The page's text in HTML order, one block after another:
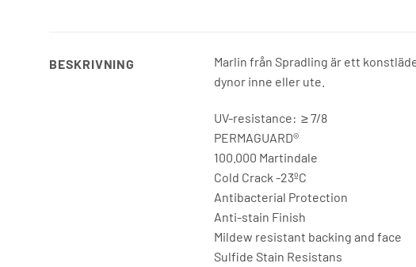
BESKRIVNING
Marlin från Spradling är ett
dynor inne eller ute.
UV-resistance: ≥ 7/8
PERMAGUARD®
100.000 Martindale
Cold Crack -23ºC
Antibacterial Protection
Anti-stain Finish
Mildew resistant backing and face
Sulfide Stain Resistans